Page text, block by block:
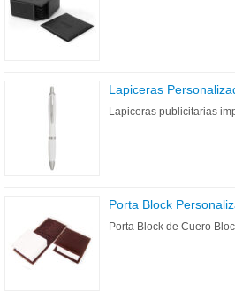
Lapiceras
Lapiceras publicitarias
Porta Block
Porta Block de Cuero